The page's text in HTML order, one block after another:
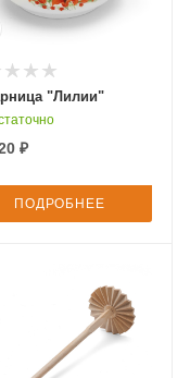
"Лилии"
₽
ПОДРОБНЕЕ